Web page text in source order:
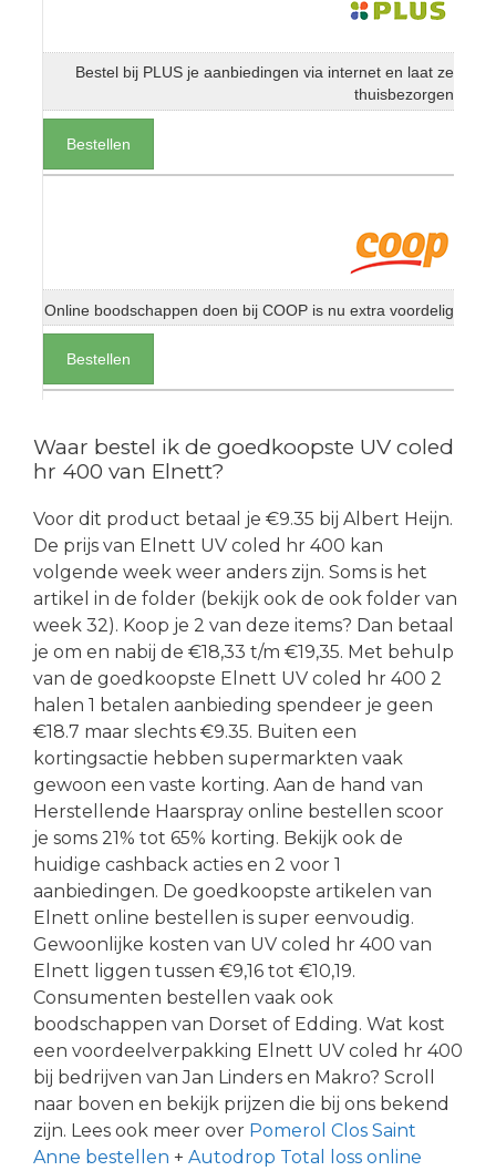
Bestel bij PLUS je aanbiedingen via internet en laat ze
thuisbezorgen
Bestellen
Online boodschappen doen bij COOP is nu extra voordelig
Bestellen
Waar bestel ik de goedkoopste UV coled
hr 400 van Elnett?
Voor dit product betaal je €9.35 bij Albert Heijn.
De prijs van Elnett UV coled hr 400 kan
volgende week weer anders zijn. Soms is het
artikel in de folder (bekijk ook de ook folder van
week 32). Koop je 2 van deze items? Dan betaal
je om en nabij de €18,33 t/m €19,35. Met behulp
van de goedkoopste Elnett UV coled hr 400 2
halen 1 betalen aanbieding spendeer je geen
€18.7 maar slechts €9.35. Buiten een
kortingsactie hebben supermarkten vaak
gewoon een vaste korting. Aan de hand van
Herstellende Haarspray online bestellen scoor
je soms 21% tot 65% korting. Bekijk ook de
huidige cashback acties en 2 voor 1
aanbiedingen. De goedkoopste artikelen van
Elnett online bestellen is super eenvoudig.
Gewoonlijke kosten van UV coled hr 400 van
Elnett liggen tussen €9,16 tot €10,19.
Consumenten bestellen vaak ook
boodschappen van Dorset of Edding. Wat kost
een voordeelverpakking Elnett UV coled hr 400
bij bedrijven van Jan Linders en Makro? Scroll
naar boven en bekijk prijzen die bij ons bekend
zijn. Lees ook meer over Pomerol Clos Saint
Anne bestellen + Autodrop Total loss online